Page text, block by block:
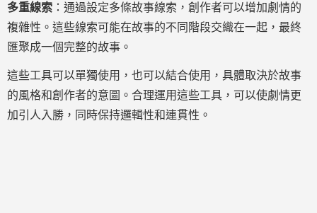
多重線索 ：通過設定多條故事線索，創作者可以增加劇情的
複雜性。這些線索可能在故事的不同階段交織在一起，最終
匯聚成一個完整的故事。
這些工具可以單獨使用，也可以結合使用，具體取決於故事
的風格和創作者的意圖。合理運用這些工具，可以使劇情更
加引人入勝，同時保持邏輯性和連貫性。